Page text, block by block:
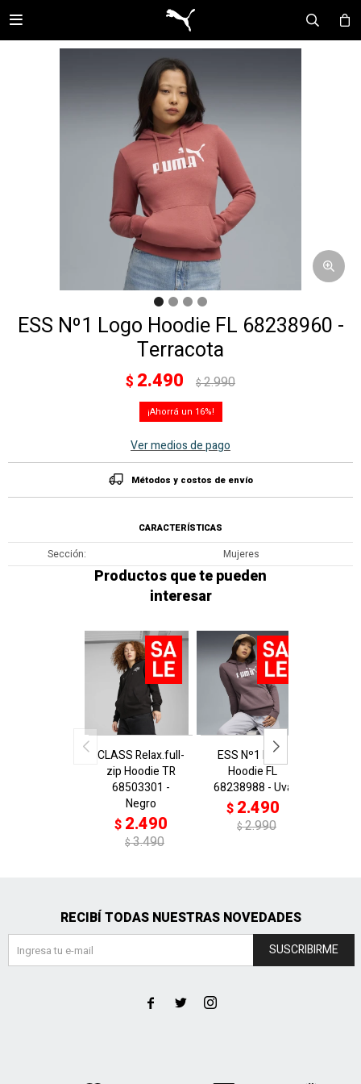

ESS Nº1 Logo Hoodie FL 68238960 -
Terracota
$ 2.490 $2.990
16
Ver medios de pago
Métodos y costos de envío
CARACTERÍSTICAS
Sección Mujeres
Productos que te pueden
interesar
CLASS Relax.full-
zip Hoodie TR
68503301 -
Negro
$ 2.490
$3.490
ESS Nº1 Logo
Hoodie FL
68238988 - Uva
$ 2.490
$2.990
RECIBÍ TODAS NUESTRAS NOVEDADES
SUSCRIBIRME
  